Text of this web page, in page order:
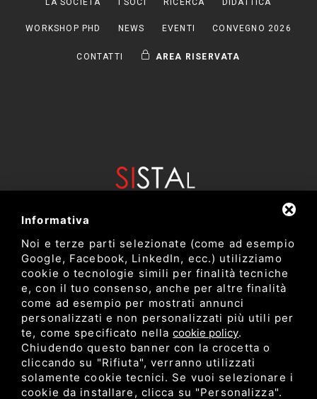
LA SOCIETÀ I SOCI RICERCA DIDATTICA
WORKSHOP PHD NEWS EVENTI CONVEGNO 2026
CONTATTI AREA RISERVATA
Dipartimento di Bioscienze e Tecnologie Agro Alimentari e
Ambientali
Università degli Studi di Teramo
C.F. 80052650548 •Privacy•Sitemap • Questo sito è protetto
Informativa
Noi e terze parti selezionate (come ad esempio
Google, Facebook, LinkedIn, ecc.) utilizziamo
cookie o tecnologie simili per finalità tecniche
e, con il tuo consenso, anche per altre finalità
come ad esempio per mostrati annunci
personalizzati e non personalizzati più utili per
te, come specificato nellacookie policy.
Chiudendo questo banner con la crocetta o
cliccando su "Rifiuta", verranno utilizzati
solamente cookie tecnici. Se vuoi selezionare i
cookie da installare, clicca su "Personalizza".